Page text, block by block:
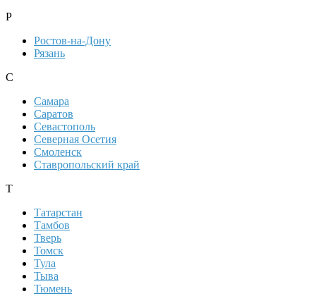
Р
Ростов-на-Дону
Рязань
С
Самара
Саратов
Севастополь
Северная Осетия
Смоленск
Ставропольский край
Т
Татарстан
Тамбов
Тверь
Томск
Тула
Тыва
Тюмень